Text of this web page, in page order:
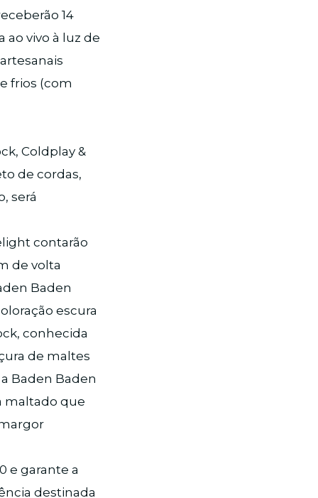
14
vivo à luz de
frios (com
Coldplay &
de cordas,
será
contarão
de volta
Baden
escura
conhecida
de maltes
Baden Baden
maltado que
e garante a
destinada